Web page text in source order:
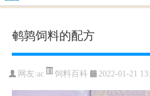
鹌鹑饲料的配方
网友:ac 饲料百科 2022-01-21